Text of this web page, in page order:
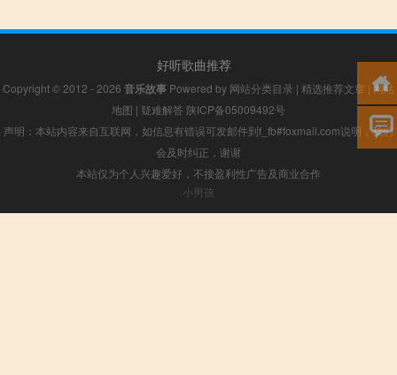
好听歌曲推荐
Copyright © 2012 - 2026 音乐故事 Powered by 网站分类目录 | 精选推荐文章 |网站
地图 | 疑难解答 陕ICP备05009492号
声明：本站内容来自互联网，如信息有错误可发邮件到f_fb#foxmail.com说明，我们
会及时纠正，谢谢
本站仅为个人兴趣爱好，不接盈利性广告及商业合作
小男孩